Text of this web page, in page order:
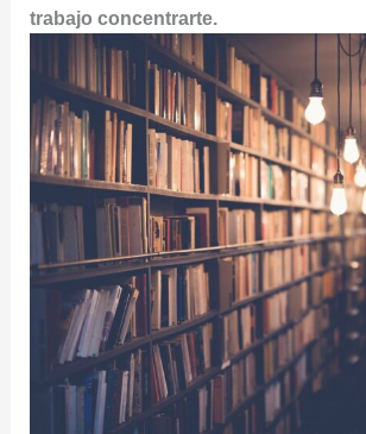
trabajo concentrarte.